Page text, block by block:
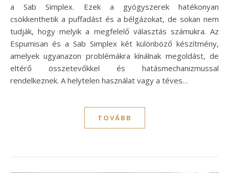
a Sab Simplex. Ezek a gyógyszerek hatékonyan
csökkenthetik a puffadást és a bélgázokat, de sokan nem
tudják, hogy melyik a megfelelő választás számukra. Az
Espumisan és a Sab Simplex két különböző készítmény,
amelyek ugyanazon problémákra kínálnak megoldást, de
eltérő összetevőkkel és hatásmechanizmussal
rendelkeznek. A helytelen használat vagy a téves…
TOVÁBB